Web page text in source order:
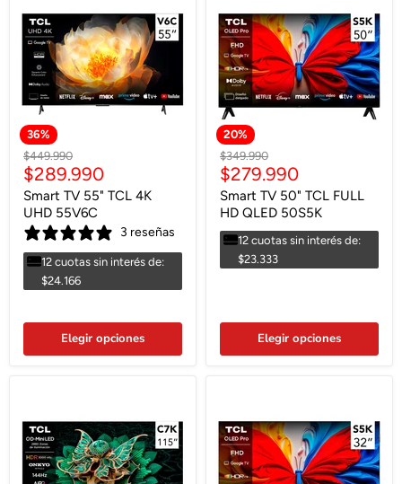
36%
Precio
original
$449.990
Precio
actual
$289.990
Smart TV 55" TCL 4K
UHD 55V6C
3 reseñas
12 cuotas sin interés de:
$24.166
Elegir opciones
20%
Precio
original
$349.990
Precio
actual
$279.990
Smart TV 50" TCL FULL
HD QLED 50S5K
12 cuotas sin interés de:
$23.333
Elegir opciones